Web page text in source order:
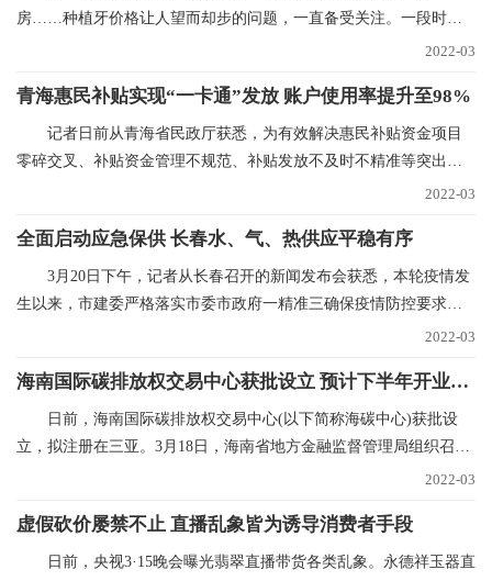
房……种植牙价格让人望而却步的问题，一直备受关注。一段时间
2022-03
青海惠民补贴实现“一卡通”发放 账户使用率提升至98%
记者日前从青海省民政厅获悉，为有效解决惠民补贴资金项目
零碎交叉、补贴资金管理不规范、补贴发放不及时不精准等突出问
2022-03
全面启动应急保供 长春水、气、热供应平稳有序
3月20日下午，记者从长春召开的新闻发布会获悉，本轮疫情发
生以来，市建委严格落实市委市政府一精准三确保疫情防控要求，
2022-03
海南国际碳排放权交易中心获批设立 预计下半年开业运营
日前，海南国际碳排放权交易中心(以下简称海碳中心)获批设
立，拟注册在三亚。3月18日，海南省地方金融监督管理局组织召开
2022-03
虚假砍价屡禁不止 直播乱象皆为诱导消费者手段
日前，央视3·15晚会曝光翡翠直播带货各类乱象。永德祥玉器直